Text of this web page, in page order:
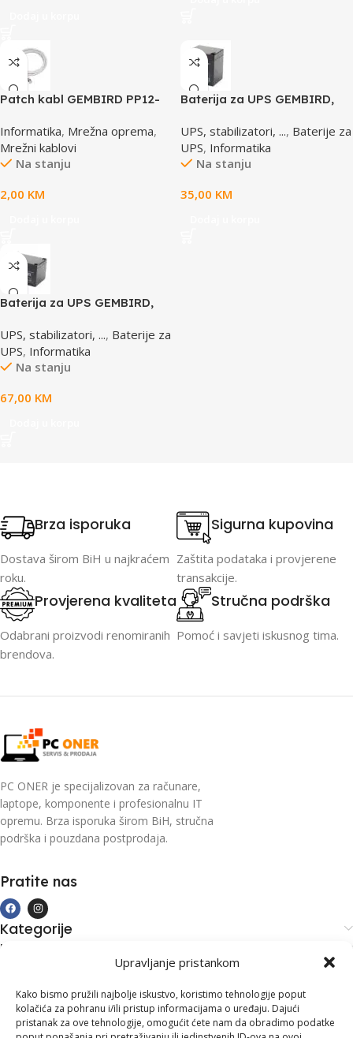
Upravljanje pristankom
Kako bismo pružili najbolje iskustvo, koristimo tehnologije poput
kolačića za pohranu i/ili pristup informacijama o uređaju. Dajući
pristanak za ove tehnologije, omogućit ćete nam da obradimo podatke
Patch kabl GEMBIRD PP12-
Informatika, Mrežna oprema,
Mrežni kablovi
Na stanju
2,00 KM
Baterija za UPS GEMBIRD,
UPS, stabilizatori, ..., Baterije za
UPS, Informatika
Na stanju
35,00 KM
Baterija za UPS GEMBIRD,
UPS, stabilizatori, ..., Baterije za
UPS, Informatika
Na stanju
67,00 KM
Brza isporuka
Dostava širom BiH u najkraćem
roku.
Sigurna kupovina
Zaštita podataka i provjerene
transakcije.
Provjerena kvaliteta
Odabrani proizvodi renomiranih
brendova.
Stručna podrška
Pomoć i savjeti iskusnog tima.
PC ONER je specijalizovan za računare,
laptope, komponente i profesionalnu IT
opremu. Brza isporuka širom BiH, stručna
podrška i pouzdana postprodaja.
Pratite nas
Kategorije
Kupovina i podrška
Kontakt informacije
Branilaca Bosne, 75 300 Lukavac